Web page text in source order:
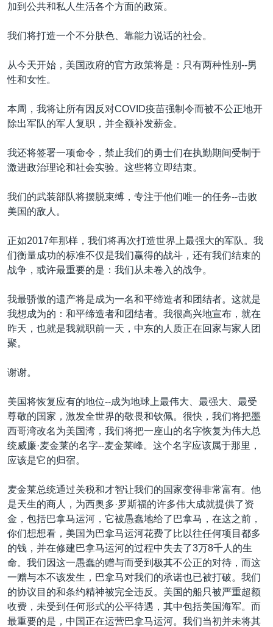
加到公共和私人生活各个方面的政策。
我们将打造一个不分肤色、靠能力说话的社会。
从今天开始，美国政府的官方政策将是：只有两种性别--男
性和女性。
本周，我将让所有因反对COVID疫苗强制令而被不公正地开
除出军队的军人复职，并全额补发薪金。
我还将签署一项命令，禁止我们的勇士们在执勤期间受制于
激进政治理论和社会实验。这些将立即结束。
我们的武装部队将摆脱束缚，专注于他们唯一的任务--击败
美国的敌人。
正如2017年那样，我们将再次打造世界上最强大的军队。我
们衡量成功的标准不仅是我们赢得的战斗，还有我们结束的
战争，或许最重要的是：我们从未卷入的战争。
我最骄傲的遗产将是成为一名和平缔造者和团结者。这就是
我想成为的：和平缔造者和团结者。我很高兴地宣布，就在
昨天，也就是我就职前一天，中东的人质正在回家与家人团
聚。
谢谢。
美国将恢复应有的地位--成为地球上最伟大、最强大、最受
尊敬的国家，激发全世界的敬畏和钦佩。很快，我们将把墨
西哥湾改名为美国湾，我们将把一座山的名字恢复为伟大总
统威廉·麦金莱的名字--麦金莱峰。这个名字应该属于那里，
应该是它的归宿。
麦金莱总统通过关税和才智让我们的国家变得非常富有。他
是天生的商人，为西奥多·罗斯福的许多伟大成就提供了资
金，包括巴拿马运河，它被愚蠢地给了巴拿马，在这之前，
你们想想看，美国为巴拿马运河花费了比以往任何项目都多
的钱，并在修建巴拿马运河的过程中失去了3万8千人的生
命。我们因这一愚蠢的赠与而受到极其不公正的对待，而这
一赠与本不该发生，巴拿马对我们的承诺也已被打破。我们
的协议目的和条约精神被完全违反。美国的船只被严重超额
收费，未受到任何形式的公平待遇，其中包括美国海军。而
最重要的是，中国正在运营巴拿马运河。我们当初并未将其